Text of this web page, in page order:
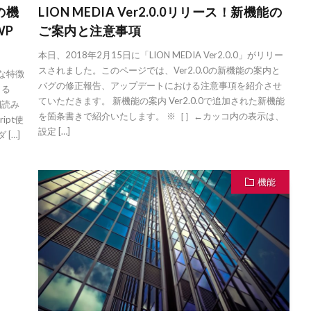
機
特徴
み
使
[…]
LION MEDIA Ver2.0.0リリース！新機能の
ご案内と注意事項
本日、2018年2月15日に「LION MEDIA Ver2.0.0」がリリー
スされました。このページでは、Ver2.0.0の新機能の案内と
バグの修正報告、アップデートにおける注意事項を紹介させ
ていただきます。 新機能の案内 Ver2.0.0で追加された新機能
を箇条書きで紹介いたします。 ※［］←カッコ内の表示は、
設定 […]
機能